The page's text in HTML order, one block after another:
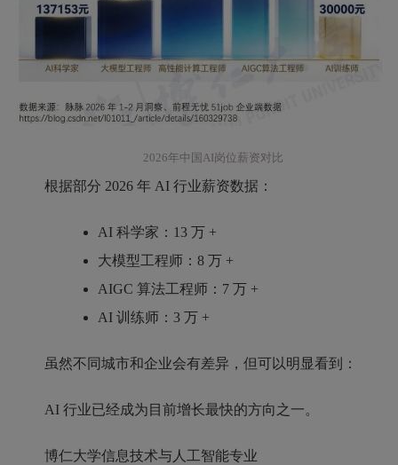
2026年中国AI岗位薪资对比
根据部分 2026 年 AI 行业薪资数据：
AI 科学家：13 万 +
大模型工程师：8 万 +
AIGC 算法工程师：7 万 +
AI 训练师：3 万 +
虽然不同城市和企业会有差异，但可以明显看到：
AI 行业已经成为目前增长最快的方向之一。
博仁大学信息技术与人工智能专业